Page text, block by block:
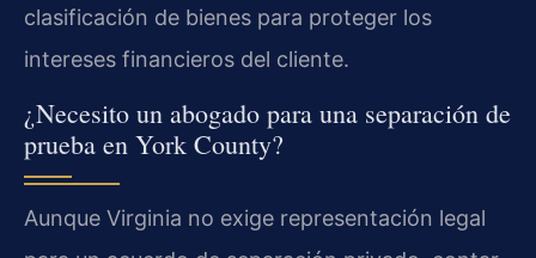
clasificación de bienes para proteger los
intereses financieros del cliente.
¿Necesito un abogado para una separación de
prueba en York County?
Aunque Virginia no exige representación legal